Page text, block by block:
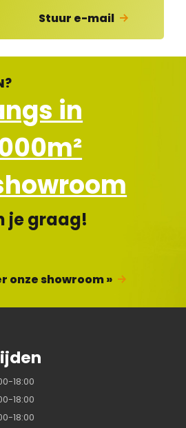
Stuur e-mail
in
je graag!
onze showroom »
18:00
18:00
18:00